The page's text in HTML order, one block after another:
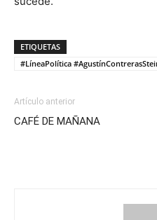
ETIQUETAS
#LíneaPolítica
Artículo anterior
CAFÉ DE MAÑANA